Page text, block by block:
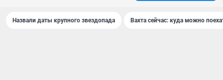
Назвали даты крупного звездопада Вахта сейчас: куда можно